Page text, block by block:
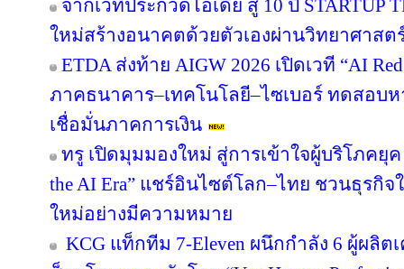
ผิดชอบ
เปิดแล้ว ! “1981 Soul & Sold” ศูนย์รวม
ดนตรี คอมมูนิตี้ พร้อมปลุกสีสันย่านการค้า
“สหพัฒนพิบูล” ร่วมแสดงวิสัยทัศน์บนเวที
สหพัฒน์ ครั้งที่ 15”
“สหกรุ๊ป แฟร์ & เฟส ครั้งที่ 30” ปิดฉากป
สุข ฉลอง 3 ทศวรรษ ตอกย้ำการเป็นมหกร
แห่งปี
ช้อปปี้ขานรับนโยบายรัฐ ทุ่ม 500 ล้านบาท